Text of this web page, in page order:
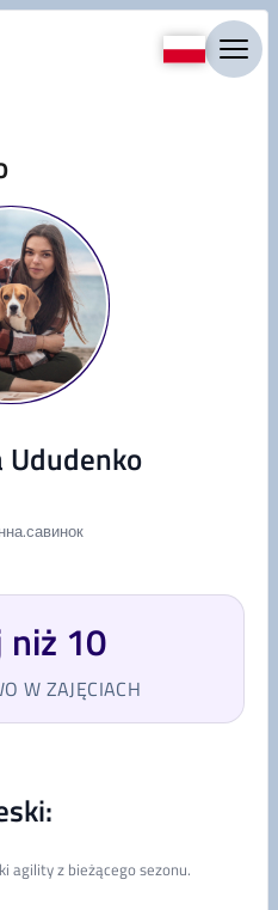
10
W ZAJĘCIACH
agility z bieżącego sezonu.